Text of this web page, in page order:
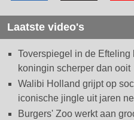
Laatste video's
Toverspiegel in de Efteling
koningin scherper dan ooit
Walibi Holland grijpt op
iconische jingle uit jaren
Burgers' Zoo werkt aan